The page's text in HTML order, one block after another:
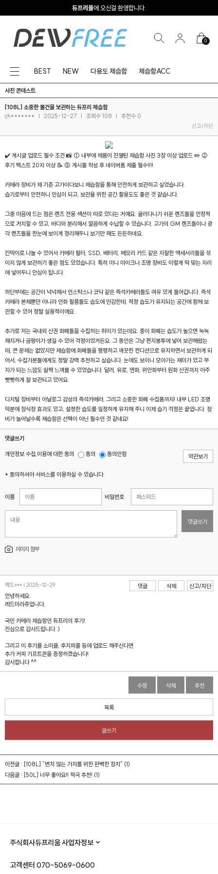
듀프리몰에 오신걸 환영합니다.
0
BEST NEW 다용도 제습함 제습함ACC
사진 콘테스트
[108L] 소중한 물건을 보관하는 듀프리 제습함
ch*******
| 2025-12-27 | 조회수 108 | 추천수 0
신고/차단
✔️ 게시글 업로드 필수 조건 📸 ① 내부에 제품이 진열된 제습함 사진 3장 이상 업로드 ✏️ ②
후기 텍스트 20자 이상 📝 ③ 게시물 작성 후 네이버폼 제출 필수!!!!
카메라 장비가 제 기준 고가이다보니 제습함을 통해 안전하게 보관하고 싶었습니다.
습기로부터 안전하니 안심이 되고, 보관을 위한 공간 활용도도 좋은 것 같습니다.
그중 마음에 드는 점은 렌즈 전용 섹션이 따로 있다는 거예요. 굴러다니기 쉬운 렌즈들을 안정적
으로 거치할 수 있고, 바디와 분리해서 깔끔하게 수납할 수 있습니다. 고가의 GM 렌즈들이나 광
각 렌즈들을 한눈에 보이게 정리해두니 보기만 해도 든든하네요.
칸막이로 나눌 수 있어서 카메라 필터, SSD, 배터리, 메모리 카드 같은 자잘한 액세서리들을 섞
이지 않게 보관하기 좋은 점도 있었습니다. 특히 미니 마이크나 조명 장비도 이렇게 딱 맞는 자리
에 넣어두니 안심이 됩니다.
하단부에는 공간이 넉넉해서 인스탁스나 코닥 같은 즉석카메라들도 여유 있게 들어갑니다. 즉석
카메라 본체뿐만 아니라 인화 필름들도 습도에 민감한데, 적정 습도가 유지되는 공간에 함께 보
관할 수 있어 정말 실용적이에요.
추가로 저는 국내외 신권 화폐들을 수집하는 취미가 있는데요. 종이 화폐는 습도가 높으면 눅눅
해지거나 곰팡이가 생길 수 있어 걱정이었거든요. 그 동안은 그냥 편지봉투에 넣어 보관해왔는
데, 큰 문제는 없었지만 제습함에 화폐들을 평평하고 깨끗한 컨디션으로 유지하면서 보관하게 되
어서, 수집가분들에게도 정말 강력 추천하고 싶습니다. 눈에도 보이니 모아가는 재미가 있고 부
자가 되는 느낌도 살짝 느껴볼 수 있었습니다. 달러, 유로, 엔화, 위안화부터 원화 신권까지 아주
빳빳하게 잘 보관되고 있어요.
디지털 장비부터 아날로그 감성의 즉석카메라, 그리고 소중한 화폐 수집품까지! 내부 LED 조명
덕분에 장식장 효과도 있고, 설정한 습도를 일정하게 유지해 주니 이제 습기 걱정은 끝입니다. 장
비가 늘어날수록 제습함은 선택이 아닌 필수인 것 같네요!
댓글쓰기
개인정보 수집,이용에 대한 동의 동의 동의안함 약관보기
* 동의하셔야 서비스를 이용하실 수 있습니다.
이름 비밀번호
이미지 첨부
댓글쓰기
레드*** | 2025-12-29 신고/차단
삭제
댓글
안녕하세요.
레드미라쥬입니다.
국민 카메라 제습함인 듀프리의 후기!
진심으로 감사드립니다 :)
그리고 이 후기를 소미클, 후지피플 등에 업로드 해주신다면
추가 커피 기프트콘을 증정하겠습니다!
감사합니다 ^^
수정 삭제 추천
목록
글쓰기
이전글 : [108L] "변치 않는 가치를 위한 완벽한 장치" (1)
다음글 : [50L] 너무 좋아요!! 적극 추천! (1)
주식회사듀프리움 사업자정보
고객센터070-5069-0600